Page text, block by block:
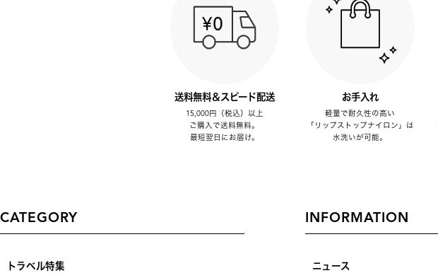
送料無料＆スピード配送
15,000円（税込）以上
ご購入で送料無料。
最短翌日にお届け。
お手入れ
軽量で耐久性の高い
「リップストップナイロン」は
水洗いが可能。
CATEGORY
トラベル特集
INFORMATION
ニュース